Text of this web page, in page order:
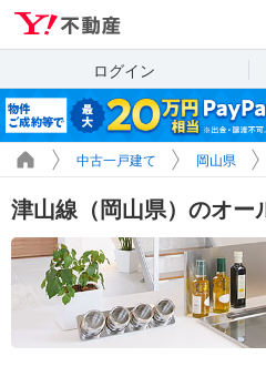
ログイン
中古一戸建て 岡山県
津山線（岡山県）のオー